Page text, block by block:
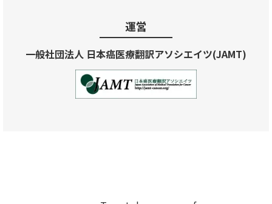
運営
一般社団法人 日本癌医療翻訳アソシエイツ(JAMT)